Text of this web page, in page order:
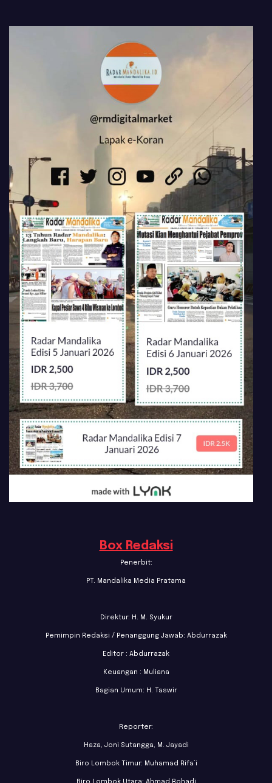
Box Redaksi
Penerbit:
PT. Mandalika Media Pratama
Direktur: H. M. Syukur
Pemimpin Redaksi / Penanggung Jawab: Abdurrazak
Editor : Abdurrazak
Keuangan : Muliana
Bagian Umum: H. Taswir
Reporter:
Haza, Joni Sutangga, M. Jayadi
Biro Lombok Timur: Muhamad Rifa’i